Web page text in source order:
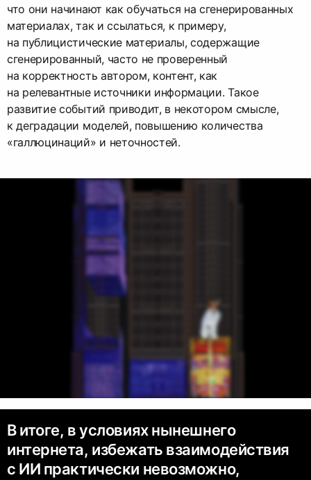
что они начинают как обучаться на сгенерированных
материалах, так и ссылаться, к примеру,
на публицистические материалы, содержащие
сгенерированный, часто не проверенный
на корректность автором, контент, как
на релевантные источники информации. Такое
развитие событий приводит, в некотором смысле,
к деградации моделей, повышению количества
«галлюцинаций» и неточностей.
В итоге, в условиях нынешнего
интернета, избежать взаимодействия
с ИИ практически невозможно,